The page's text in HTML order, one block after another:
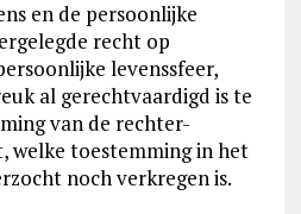
en de persoonlijke
recht op
levenssfeer,
al gerechtvaardigd is te
van de rechter-
welke toestemming in het
noch verkregen is.